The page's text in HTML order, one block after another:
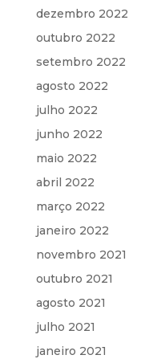
dezembro 2022
outubro 2022
setembro 2022
agosto 2022
julho 2022
junho 2022
maio 2022
abril 2022
março 2022
janeiro 2022
novembro 2021
outubro 2021
agosto 2021
julho 2021
janeiro 2021